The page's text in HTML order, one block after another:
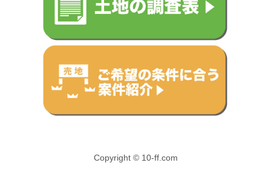
Copyright © 10-ff.com